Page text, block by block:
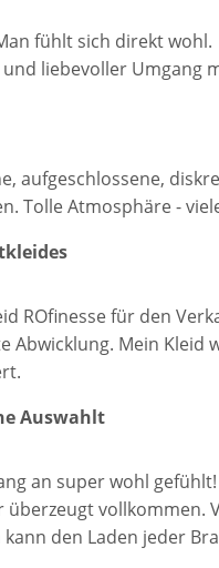
fühlt sich direkt wohl.
liebevoller Umgang
aufgeschlossene,
Tolle Atmosphäre -
ROfinesse für den
Abwicklung. Mein Kleid
Auswahlt
an super wohl
überzeugt
den Laden jeder